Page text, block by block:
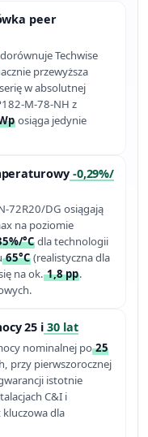
peer
dorównuje Techwise
przewyższa
w absolutnej
M-78-NH z
osiąga jedynie
-0,29%/
72R20/DG osiągają
na poziomie
°C dla technologii
65°C (realistyczna dla
na ok.1,8 pp.
25 i 30 lat
nominalnej po25
przy pierwszorocznej
istotnie
C&I i
dla